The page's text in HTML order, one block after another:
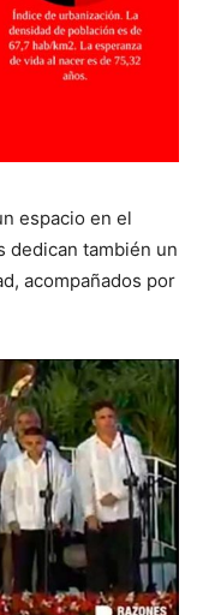
espacio en el
dedican también un
acompañados por